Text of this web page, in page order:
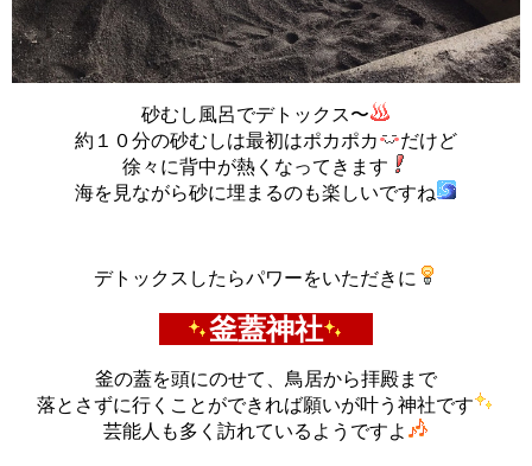
砂むし風呂でデトックス〜
約１０分の砂むしは最初はポカポカ
だけど
徐々に背中が熱くなってきます
海を見ながら砂に埋まるのも楽しいですね
デトックスしたらパワーをいただきに
釜蓋神社
釜の蓋を頭にのせて、鳥居から拝殿まで
落とさずに行くことができれば願いが叶う神社です
芸能人も多く訪れているようですよ